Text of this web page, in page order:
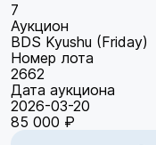
7
Аукцион
BDS Kyushu (Friday)
Номер лота
2662
Дата аукциона
2026-03-20
85 000 ₽